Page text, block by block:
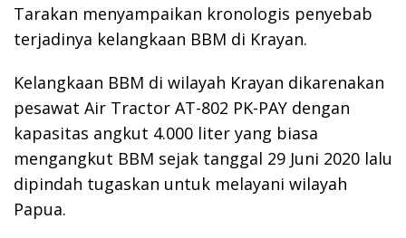
Tarakan menyampaikan kronologis penyebab
terjadinya kelangkaan BBM di Krayan.
Kelangkaan BBM di wilayah Krayan dikarenakan
pesawat Air Tractor AT-802 PK-PAY dengan
kapasitas angkut 4.000 liter yang biasa
mengangkut BBM sejak tanggal 29 Juni 2020 lalu
dipindah tugaskan untuk melayani wilayah
Papua.